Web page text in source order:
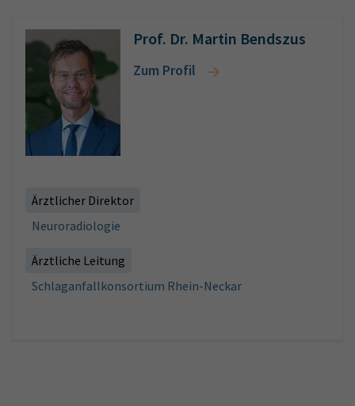
Prof. Dr. Martin Bendszus
Zum Profil
Ärztlicher Direktor
Neuroradiologie
Ärztliche Leitung
Schlaganfallkonsortium Rhein-Neckar